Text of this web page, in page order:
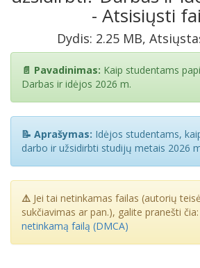
- Atsisiųsti
Dydis: 2.25 MB,
📄 Pavadinimas: Kaip studentams
Darbas ir idėjos 2026 m.
📝 Aprašymas: Idėjos studentams,
darbo ir užsidirbti studijų metais 2026
⚠️ Jei tai netinkamas failas (autorių
sukčiavimas ar pan.), galite pranešti čia:
netinkamą failą (DMCA)